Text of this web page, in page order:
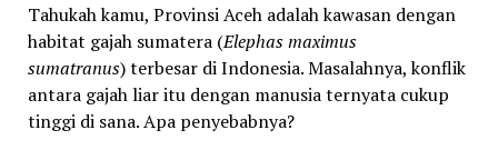
Tahukah kamu, Provinsi Aceh adalah kawasan dengan
habitat gajah sumatera (Elephas maximus
sumatranus) terbesar di Indonesia. Masalahnya, konflik
antara gajah liar itu dengan manusia ternyata cukup
tinggi di sana. Apa penyebabnya?